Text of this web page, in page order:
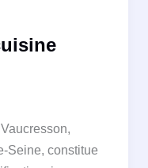
Seine, constitue